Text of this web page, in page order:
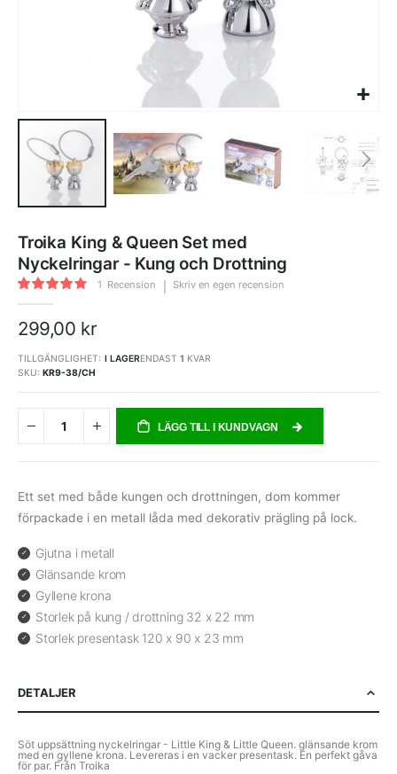
början
av
bildgalleriet
Troika King & Queen Set med
Nyckelringar - Kung och Drottning
Rating:
80
% of100
1 Recension Skriv en egen recension
299,00 kr
TILLGÄNGLIGHET: I LAGERENDAST 1 KVAR
SKU KR9-38/CH
LÄGG TILL I KUNDVAGN
Ett set med både kungen och drottningen, dom kommer
förpackade i en metall låda med dekorativ prägling på lock.
Gjutna i metall
Glänsande krom
Gyllene krona
Storlek på kung / drottning 32 x 22 mm
Storlek presentask 120 x 90 x 23 mm
DETALJER
Söt uppsättning nyckelringar - Little King & Little Queen. glänsande krom
med en gyllene krona. Levereras i en vacker presentask. En perfekt gåva
för par. Från Troika